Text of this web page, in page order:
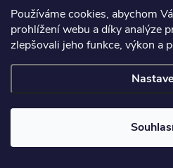
Používáme cookies, abychom
prohlížení webu a díky analýze
zlepšovali jeho funkce, výkon a